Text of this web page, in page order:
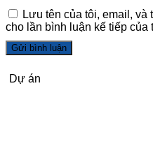
Lưu tên của tôi, email, và
cho lần bình luận kế tiếp của
Dự án